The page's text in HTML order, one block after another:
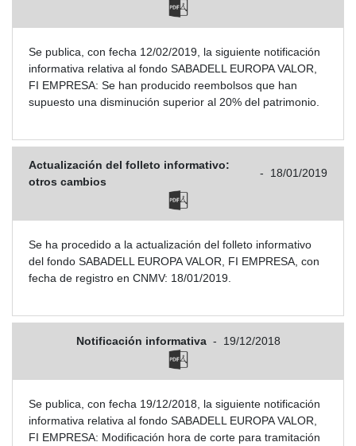
Se publica, con fecha 12/02/2019, la siguiente notificación
informativa relativa al fondo SABADELL EUROPA VALOR,
FI EMPRESA: Se han producido reembolsos que han
supuesto una disminución superior al 20% del patrimonio.
Actualización del folleto informativo:
otros cambios
- 18/01/2019
Se ha procedido a la actualización del folleto informativo
del fondo SABADELL EUROPA VALOR, FI EMPRESA, con
fecha de registro en CNMV: 18/01/2019.
Notificación informativa - 19/12/2018
Se publica, con fecha 19/12/2018, la siguiente notificación
informativa relativa al fondo SABADELL EUROPA VALOR,
FI EMPRESA: Modificación hora de corte para tramitación